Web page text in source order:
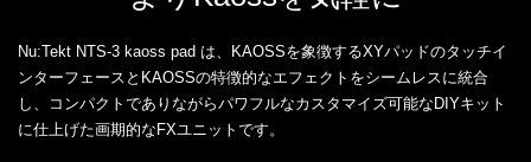
Nu:Tekt NTS-3 kaoss pad は、KAOSSを象徴するXYパッドのタッチイ
ンターフェースとKAOSSの特徴的なエフェクトをシームレスに統合
し、コンパクトでありながらパワフルなカスタマイズ可能なDIYキット
に仕上げた画期的なFXユニットです。